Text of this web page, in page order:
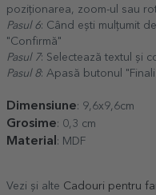
poziționarea, zoom-ul sau
Pasul 6: Când ești mulțumit
"Confirmă"
Pasul 7: Selectează textul și
Pasul 8: Apasă butonul
Dimensiune: 9,6x9,6cm
Grosime: 0,3 cm
Material : MDF
Vezi și alte Cadouri pentru